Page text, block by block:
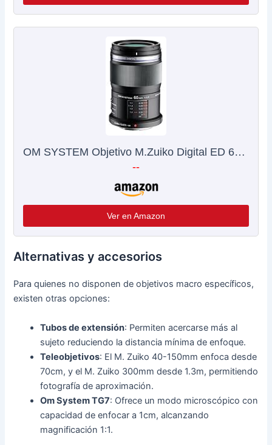
OM SYSTEM Objetivo M.Zuiko Digital ED 60 mm F2.8, Zoom estándar, Adecuado para Todas Las cámaras MFT (Modelos Olympus OM-D & Pen, Serie G de Panasonic), Negro
--
Ver en Amazon
Alternativas y accesorios
Para quienes no disponen de objetivos macro específicos,
existen otras opciones:
Tubos de extensión: Permiten acercarse más al
sujeto reduciendo la distancia mínima de enfoque.
Teleobjetivos: El M. Zuiko 40-150mm enfoca desde
70cm, y el M. Zuiko 300mm desde 1.3m, permitiendo
fotografía de aproximación.
Om System TG7: Ofrece un modo microscópico con
capacidad de enfocar a 1cm, alcanzando
magnificación 1:1.